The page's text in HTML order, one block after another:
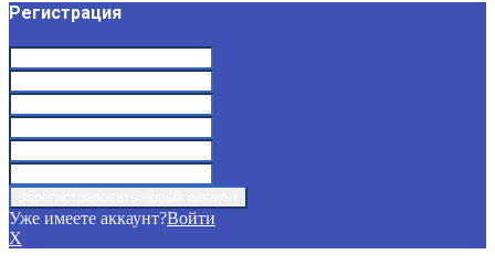
Регистрация
Уже имеете аккаунт?Войти
X